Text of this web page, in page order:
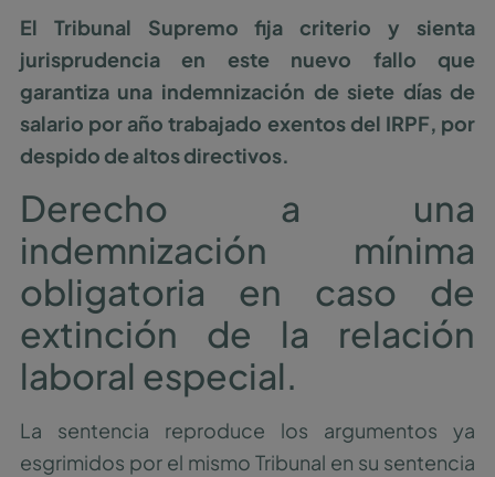
El Tribunal Supremo fija criterio y sienta
jurisprudencia en este nuevo fallo que
garantiza una indemnización de siete días de
salario por año trabajado exentos del IRPF, por
despido de altos directivos.
Derecho a una
indemnización mínima
obligatoria en caso de
extinción de la relación
laboral especial.
La sentencia reproduce los argumentos ya
esgrimidos por el mismo Tribunal en su sentencia